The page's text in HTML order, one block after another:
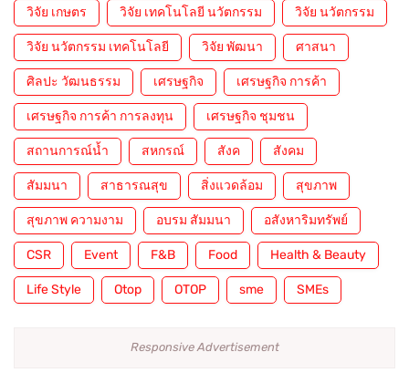
วิจัย เกษตร วิจัย เทคโนโลยี นวัตกรรม วิจัย นวัตกรรม
วิจัย นวัตกรรม เทคโนโลยี วิจัย พัฒนา ศาสนา
ศิลปะ วัฒนธรรม เศรษฐกิจ เศรษฐกิจ การค้า
เศรษฐกิจ การค้า การลงทุน เศรษฐกิจ ชุมชน
สถานการณ์น้ำ สหกรณ์ สังค สังคม
สัมมนา สาธารณสุข สิ่งแวดล้อม สุขภาพ
สุขภาพ ความงาม อบรม สัมมนา อสังหาริมทรัพย์
CSR Event F&B Food Health & Beauty
Life Style Otop OTOP sme SMEs
Responsive Advertisement